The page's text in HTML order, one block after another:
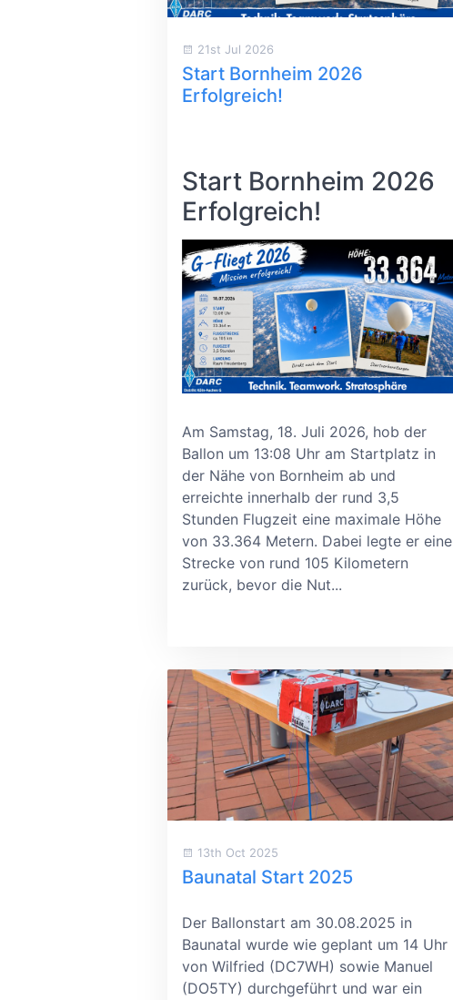
21st Jul 2026
Start Bornheim 2026
Erfolgreich!
Start Bornheim 2026
Erfolgreich!
Am Samstag, 18. Juli 2026, hob der
Ballon um 13:08 Uhr am Startplatz in
der Nähe von Bornheim ab und
erreichte innerhalb der rund 3,5
Stunden Flugzeit eine maximale Höhe
von 33.364 Metern. Dabei legte er eine
Strecke von rund 105 Kilometern
zurück, bevor die Nut...
13th Oct 2025
Baunatal Start 2025
Der Ballonstart am 30.08.2025 in
Baunatal wurde wie geplant um 14 Uhr
von Wilfried (DC7WH) sowie Manuel
(DO5TY) durchgeführt und war ein